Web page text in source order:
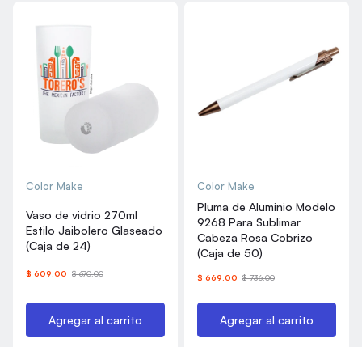
Color Make
Vaso de vidrio 270ml
Estilo Jaibolero Glaseado
(Caja de 24)
$ 609.00 $ 670.00
Agregar al carrito
Color Make
Pluma de Aluminio Modelo
9268 Para Sublimar
Cabeza Rosa Cobrizo
(Caja de 50)
$ 669.00 $ 736.00
Agregar al carrito